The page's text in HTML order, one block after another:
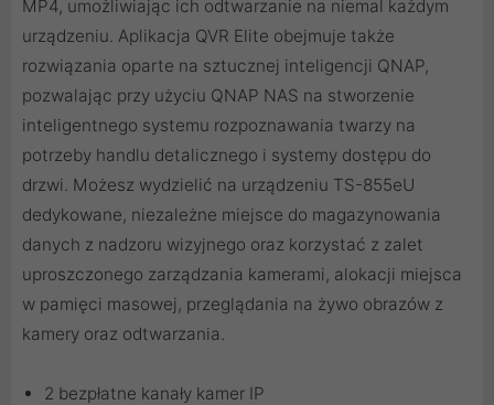
MP4, umożliwiając ich odtwarzanie na niemal każdym
urządzeniu. Aplikacja QVR Elite obejmuje także
rozwiązania oparte na sztucznej inteligencji QNAP,
pozwalając przy użyciu QNAP NAS na stworzenie
inteligentnego systemu rozpoznawania twarzy na
potrzeby handlu detalicznego i systemy dostępu do
drzwi. Możesz wydzielić na urządzeniu TS-855eU
dedykowane, niezależne miejsce do magazynowania
danych z nadzoru wizyjnego oraz korzystać z zalet
uproszczonego zarządzania kamerami, alokacji miejsca
w pamięci masowej, przeglądania na żywo obrazów z
kamery oraz odtwarzania.
2 bezpłatne kanały kamer IP